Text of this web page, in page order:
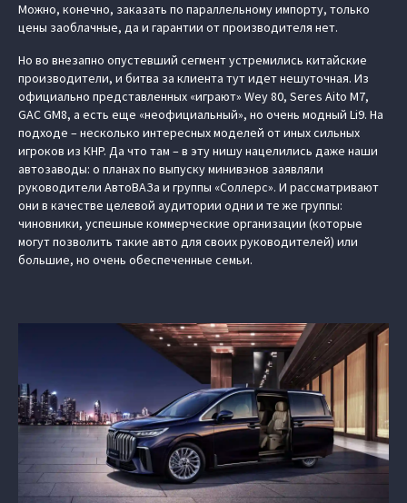
Можно, конечно, заказать по параллельному импорту, только
цены заоблачные, да и гарантии от производителя нет.
Но во внезапно опустевший сегмент устремились китайские
производители, и битва за клиента тут идет нешуточная. Из
официально представленных «играют» Wey 80, Seres Aito M7,
GAC GM8, а есть еще «неофициальный», но очень модный Li9. На
подходе – несколько интересных моделей от иных сильных
игроков из КНР. Да что там – в эту нишу нацелились даже наши
автозаводы: о планах по выпуску минивэнов заявляли
руководители АвтоВАЗа и группы «Соллерс». И рассматривают
они в качестве целевой аудитории одни и те же группы:
чиновники, успешные коммерческие организации (которые
могут позволить такие авто для своих руководителей) или
большие, но очень обеспеченные семьи.